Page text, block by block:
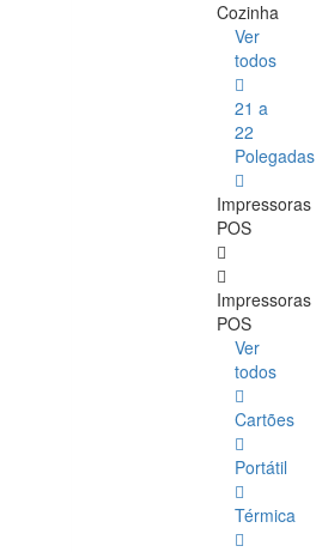
Cozinha
Ver
todos
21 a
22
Polegadas
Impressoras
POS
Impressoras
POS
Ver
todos
Cartões
Portátil
Térmica